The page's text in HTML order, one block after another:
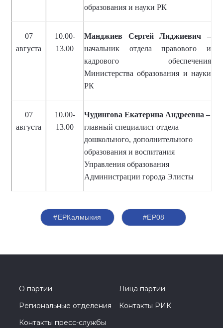
образования и науки РК
07
августа
10.00-
13.00
Манджиев Сергей Лиджиевич –
начальник отдела правового и
кадрового обеспечения
Министерства образования и науки
РК
07
августа
10.00-
13.00
Чудингова Екатерина Андреевна –
главный специалист отдела
дошкольного, дополнительного
образования и воспитания
Управления образования
Администрации города Элисты
#ЕРКалмыкия #ЕР08
О партии
Лица партии
Региональные отделения
Контакты РИК
Контакты пресс-службы